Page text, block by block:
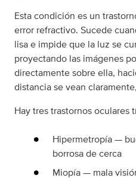
Esta condición es un
error refractivo. Sucede
lisa e impide que la luz se
proyectando las imágenes
directamente sobre ella,
distancia se vean
Hay tres trastornos oculares
Hipermetropía —
borrosa de cerca
Miopía — mala